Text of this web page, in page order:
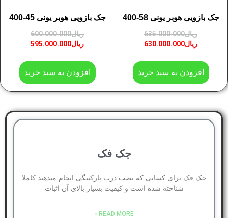
جک بازویی هوبر یونی 58-400
ریال635.000.000
ریال630.000.000
افزودن به سبد خرید
جک بازویی هوبر یونی 45-400
ریال600.000.000
ریال595.000.000
افزودن به سبد خرید
جک فک
جک فک برای کسانی که نصب درب پارکینگی انجام میدهند کاملا
شناخته شده است و کیفیت بسیار بالای آن اثبات
READ MORE »